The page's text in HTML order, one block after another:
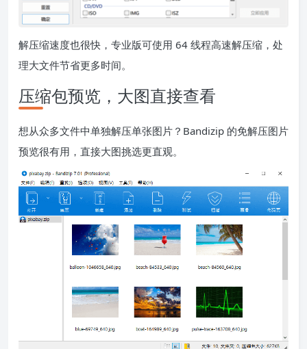
解压缩速度也很快，专业版可使用 64 线程高速解压缩，处
理大文件节省更多时间。
压缩包预览，大图直接查看
想从众多文件中单独解压单张图片？Bandizip 的免解压图片
预览很有用，直接大图挑选更直观。